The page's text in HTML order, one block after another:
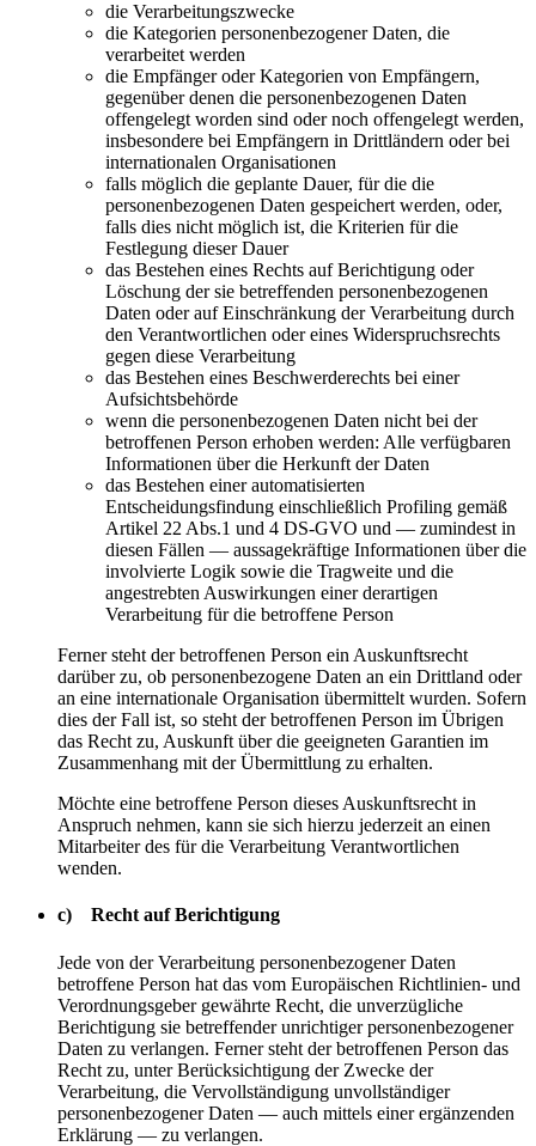
die Verarbeitungszwecke
die Kategorien personenbezogener Daten, die
verarbeitet werden
die Empfänger oder Kategorien von Empfängern,
gegenüber denen die personenbezogenen Daten
offengelegt worden sind oder noch offengelegt werden,
insbesondere bei Empfängern in Drittländern oder bei
internationalen Organisationen
falls möglich die geplante Dauer, für die die
personenbezogenen Daten gespeichert werden, oder,
falls dies nicht möglich ist, die Kriterien für die
Festlegung dieser Dauer
das Bestehen eines Rechts auf Berichtigung oder
Löschung der sie betreffenden personenbezogenen
Daten oder auf Einschränkung der Verarbeitung durch
den Verantwortlichen oder eines Widerspruchsrechts
gegen diese Verarbeitung
das Bestehen eines Beschwerderechts bei einer
Aufsichtsbehörde
wenn die personenbezogenen Daten nicht bei der
betroffenen Person erhoben werden: Alle verfügbaren
Informationen über die Herkunft der Daten
das Bestehen einer automatisierten
Entscheidungsfindung einschließlich Profiling gemäß
Artikel 22 Abs.1 und 4 DS-GVO und — zumindest in
diesen Fällen — aussagekräftige Informationen über die
involvierte Logik sowie die Tragweite und die
angestrebten Auswirkungen einer derartigen
Verarbeitung für die betroffene Person
Ferner steht der betroffenen Person ein Auskunftsrecht
darüber zu, ob personenbezogene Daten an ein Drittland oder
an eine internationale Organisation übermittelt wurden. Sofern
dies der Fall ist, so steht der betroffenen Person im Übrigen
das Recht zu, Auskunft über die geeigneten Garantien im
Zusammenhang mit der Übermittlung zu erhalten.
Möchte eine betroffene Person dieses Auskunftsrecht in
Anspruch nehmen, kann sie sich hierzu jederzeit an einen
Mitarbeiter des für die Verarbeitung Verantwortlichen
wenden.
c) Recht auf Berichtigung
Jede von der Verarbeitung personenbezogener Daten
betroffene Person hat das vom Europäischen Richtlinien- und
Verordnungsgeber gewährte Recht, die unverzügliche
Berichtigung sie betreffender unrichtiger personenbezogener
Daten zu verlangen. Ferner steht der betroffenen Person das
Recht zu, unter Berücksichtigung der Zwecke der
Verarbeitung, die Vervollständigung unvollständiger
personenbezogener Daten — auch mittels einer ergänzenden
Erklärung — zu verlangen.